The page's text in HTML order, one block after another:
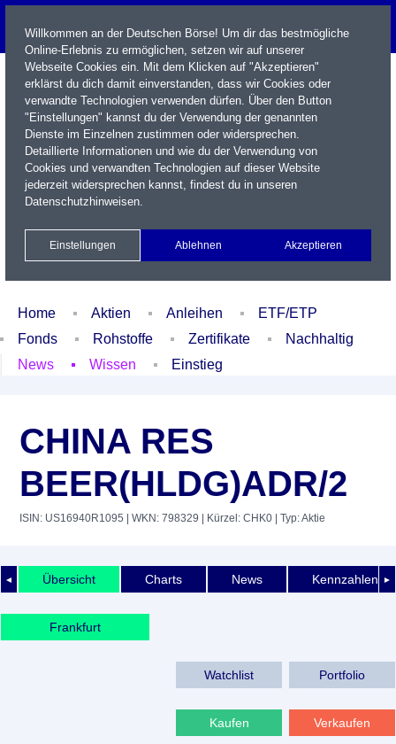
Name / WKN / ISIN / Kürzel
Xetra Realtime
Watchlist Portfolio Login
Home Aktien Anleihen
ETF/ETP
Fonds
Rohstoffe Zertifikate
Nachhaltig
News
Wissen Einstieg
CHINA RES
BEER(HLDG)ADR/2
ISIN: US16940R1095 | WKN: 798329 | Kürzel: CHK0 | Typ: Aktie
◄ ►
Übersicht Charts News Kennzahlen
Frankfurt
Watchlist Portfolio
Kaufen Verkaufen
Willkommen an der Deutschen Börse! Um dir das bestmögliche
Online-Erlebnis zu ermöglichen, setzen wir auf unserer
Webseite Cookies ein. Mit dem Klicken auf "Akzeptieren"
erklärst du dich damit einverstanden, dass wir Cookies oder
verwandte Technologien verwenden dürfen. Über den Button
"Einstellungen" kannst du der Verwendung der genannten
Dienste im Einzelnen zustimmen oder widersprechen.
Detaillierte Informationen und wie du der Verwendung von
Cookies und verwandten Technologien auf dieser Website
jederzeit widersprechen kannst, findest du in unseren
Datenschutzhinweisen.
Einstellungen Ablehnen Akzeptieren